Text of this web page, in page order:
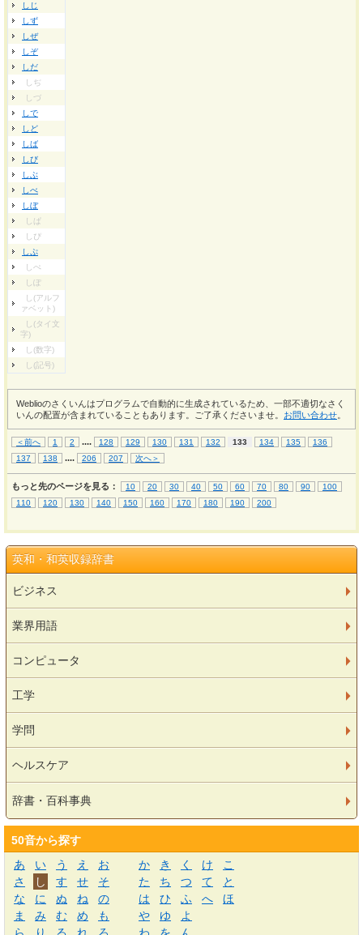
しじ
しず
しぜ
しぞ
しだ
しぢ
しづ
しで
しど
しば
しび
しぶ
しべ
しぼ
しぱ
しぴ
しぷ
しぺ
しぽ
し(アルフ
ァベット)
し(タイ文
字)
し(数字)
し(記号)
Weblioのさくいんはプログラムで自動的に生成されているため、一部不適切なさく
いんの配置が含まれていることもあります。ご了承くださいませ。 お問い合わせ
＜前へ 1 2 .... 128 129 130 131 132 133 134 135
136
137
138 .... 206 207 次へ＞
もっと先のページを見る： 10 20 30 40 50 60 70 80 90
100
110
120 130 140 150 160 170 180 190 200
英和・和英収録辞書
ビジネス
業界用語
コンピュータ
工学
学問
ヘルスケア
辞書・百科事典
50音から探す
あ
い う え お か き く け
こ
さ
し す せ そ た ち つ て
と
な
に ぬ ね の は ひ ふ へ
ほ
ま
み む め も や ゆ
よ